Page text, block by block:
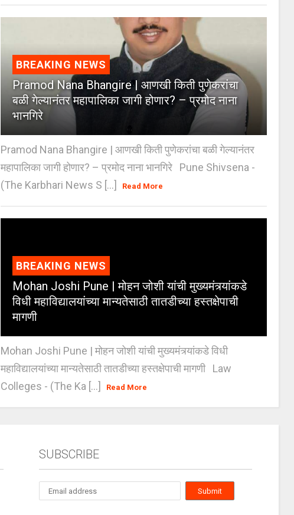
BREAKING NEWS
Pramod Nana Bhangire | आणखी किती पुणेकरांचा
बळी गेल्यानंतर महापालिका जागी होणार? – प्रमोद नाना
भानगिरे
Pramod Nana Bhangire | आणखी किती पुणेकरांचा बळी गेल्यानंतर
महापालिका जागी होणार? – प्रमोद नाना भानगिरे Pune Shivsena -
(The Karbhari News S [...]
Read More
BREAKING NEWS
Mohan Joshi Pune | मोहन जोशी यांची मुख्यमंत्र्यांकडे
विधी महाविद्यालयांच्या मान्यतेसाठी तातडीच्या हस्तक्षेपाची
मागणी
Mohan Joshi Pune | मोहन जोशी यांची मुख्यमंत्र्यांकडे विधी
महाविद्यालयांच्या मान्यतेसाठी तातडीच्या हस्तक्षेपाची मागणी Law
Colleges - (The Ka [...]
Read More
SUBSCRIBE